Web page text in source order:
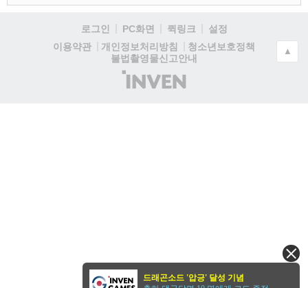
로그인 PC화면 퀵링크
설정
이용약관
개인정보처리방침
청소년보호정책
불법촬영물신고안내
(주)
인
▲
드래곤소드 '압긍' 달성 기념